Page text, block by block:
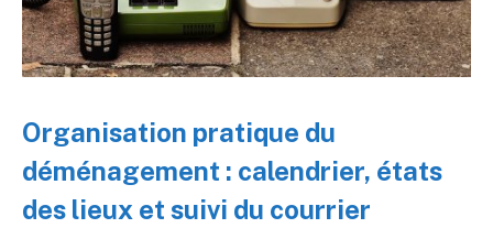
Organisation pratique du
déménagement : calendrier, états
des lieux et suivi du courrier